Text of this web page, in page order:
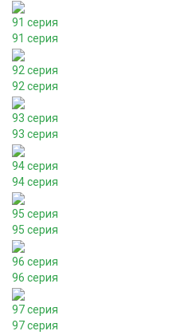
91 серия
91 серия
92 серия
92 серия
93 серия
93 серия
94 серия
94 серия
95 серия
95 серия
96 серия
96 серия
97 серия
97 серия